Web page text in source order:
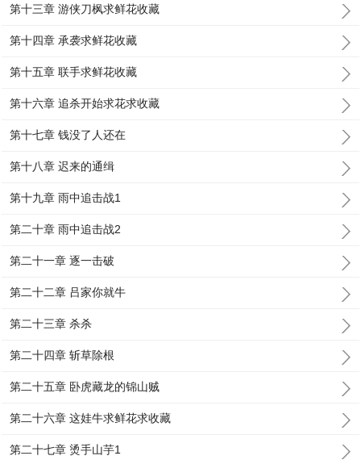
第十三章 游侠刀枫求鲜花收藏
第十四章 承袭求鲜花收藏
第十五章 联手求鲜花收藏
第十六章 追杀开始求花求收藏
第十七章 钱没了人还在
第十八章 迟来的通缉
第十九章 雨中追击战1
第二十章 雨中追击战2
第二十一章 逐一击破
第二十二章 吕家你就牛
第二十三章 杀杀
第二十四章 斩草除根
第二十五章 卧虎藏龙的锦山贼
第二十六章 这娃牛求鲜花求收藏
第二十七章 烫手山芋1